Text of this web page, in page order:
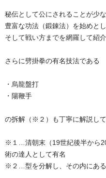
秘伝として公にされることが少
豊富な功法（鍛錬法）を始めと
そして戦い方までを網羅して紹介
さらに劈掛拳の有名技法である
・烏龍盤打
・陽鞭手
の拆解（※２）も丁寧に解説して
※１…清朝末（19世紀後半から
術の達人として有名
※２…型を分解し、その内にあ